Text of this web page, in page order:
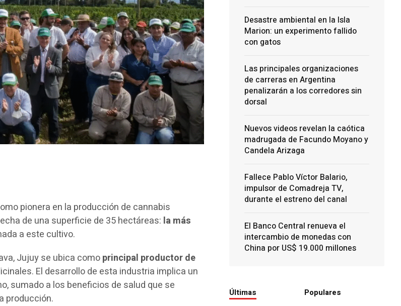
pionera en la producción de cannabis
de una superficie de 35 hectáreas: la más
a este cultivo.
Jujuy se ubica comoprincipal productor de
El desarrollo de esta industria implica un
sumado a los beneficios de salud que se
producción.
Desastre ambiental en la Isla
Marion: un experimento fallido
con gatos
Las principales organizaciones
de carreras en Argentina
penalizarán a los corredores sin
dorsal
Nuevos videos revelan la caótica
madrugada de Facundo Moyano y
Candela Arizaga
Fallece Pablo Víctor Balario,
impulsor de Comadreja TV,
durante el estreno del canal
El Banco Central renueva el
intercambio de monedas con
China por US$ 19.000 millones
Últimas
Populares